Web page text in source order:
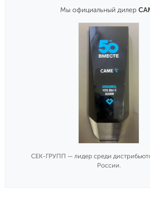
Мы официальный дилер
СЕК-ГРУПП — лидер среди
России.